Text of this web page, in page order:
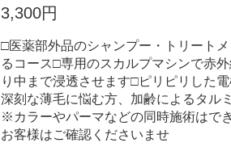
3,300円
□医薬部外品のシャンプー・トリート
るコース□専用のスカルプマシンで赤
り中まで浸透させます□ピリピリした
深刻な薄毛に悩む方、加齢によるタル
※カラーやパーマなどの同時施術はで
お客様はご確認くださいませ